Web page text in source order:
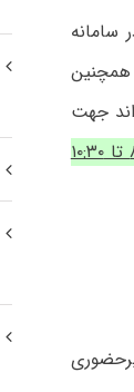
سال ۱۴۰۳ که قبلا در سامانه
همچنین
جهت
از ساعت ۸ تا ۱۰:۳۰